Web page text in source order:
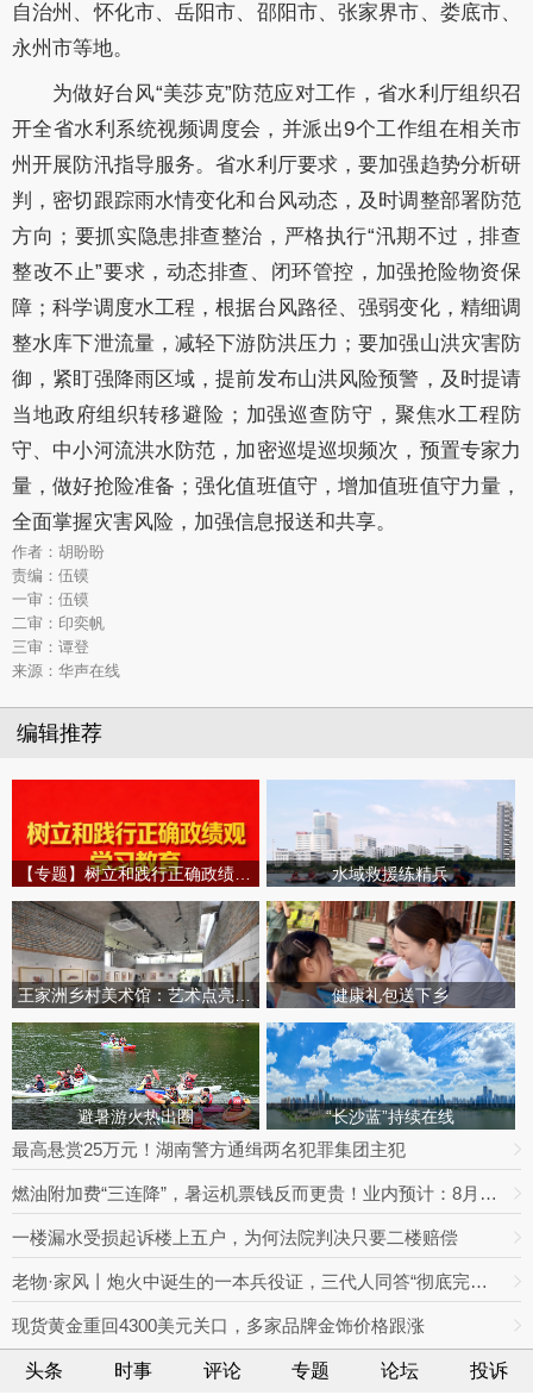
自治州、怀化市、岳阳市、邵阳市、张家界市、娄底市、
永州市等地。
为做好台风“美莎克”防范应对工作，省水利厅组织召
开全省水利系统视频调度会，并派出9个工作组在相关市
州开展防汛指导服务。省水利厅要求，要加强趋势分析研
判，密切跟踪雨水情变化和台风动态，及时调整部署防范
方向；要抓实隐患排查整治，严格执行“汛期不过，排查
整改不止”要求，动态排查、闭环管控，加强抢险物资保
障；科学调度水工程，根据台风路径、强弱变化，精细调
整水库下泄流量，减轻下游防洪压力；要加强山洪灾害防
御，紧盯强降雨区域，提前发布山洪风险预警，及时提请
当地政府组织转移避险；加强巡查防守，聚焦水工程防
守、中小河流洪水防范，加密巡堤巡坝频次，预置专家力
量，做好抢险准备；强化值班值守，增加值班值守力量，
全面掌握灾害风险，加强信息报送和共享。
作者：胡盼盼
责编：伍镆
一审：伍镆
二审：印奕帆
三审：谭登
来源：华声在线
编辑推荐
水域救援练精兵
王家洲乡村美术馆：艺术点亮田园乡村 健康礼包送下乡
避暑游火热出圈 “长沙蓝”持续在线
最高悬赏25万元！湖南警方通缉两名犯罪集团主犯
燃油附加费“三连降”，暑运机票钱反而更贵！业内预计：8月下旬将迎回落拐点
一楼漏水受损起诉楼上五户，为何法院判决只要二楼赔偿
老物·家风丨炮火中诞生的一本兵役证，三代人同答“彻底完成任务”
现货黄金重回4300美元关口，多家品牌金饰价格跟涨
头条 时事 评论 专题 论坛 投诉